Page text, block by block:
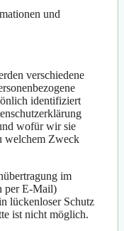
und
verschiedene
identifiziert
wofür wir sie
welchem Zweck
im
per E-Mail)
lückenloser Schutz
ist nicht möglich.